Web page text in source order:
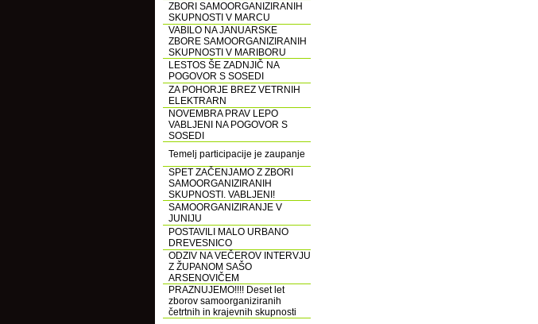
ZBORI SAMOORGANIZIRANIH
SKUPNOSTI V MARCU
VABILO NA JANUARSKE
ZBORE SAMOORGANIZIRANIH
SKUPNOSTI V MARIBORU
LESTOS ŠE ZADNJIČ NA
POGOVOR S SOSEDI
ZA POHORJE BREZ VETRNIH
ELEKTRARN
NOVEMBRA PRAV LEPO
VABLJENI NA POGOVOR S
SOSEDI
Temelj participacije je zaupanje
SPET ZAČENJAMO Z ZBORI
SAMOORGANIZIRANIH
SKUPNOSTI. VABLJENI!
SAMOORGANIZIRANJE V
JUNIJU
POSTAVILI MALO URBANO
DREVESNICO
ODZIV NA VEČEROV INTERVJU
Z ŽUPANOM SAŠO
ARSENOVIČEM
PRAZNUJEMO!!!! Deset let
zborov samoorganiziranih
četrtnih in krajevnih skupnosti